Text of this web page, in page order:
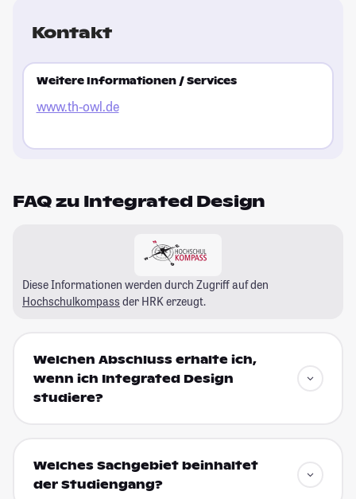
Kontakt
Weitere Informationen / Services
www.th-owl.de
FAQ zu Integrated Design
Diese Informationen werden durch Zugriff auf den
Hochschulkompass der HRK erzeugt.
Welchen Abschluss erhalte ich,
wenn ich Integrated Design
studiere?
Welches Sachgebiet beinhaltet
der Studiengang?